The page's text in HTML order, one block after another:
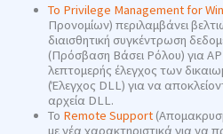
Το Privilege Management for
Προνομίων) περιλαμβάνει
διαισθητική συγκέντρωση
(Πρόσβαση Βάσει Ρόλου) για
λεπτομερής έλεγχος των
(Έλεγχος DLL) για να
αρχεία DLL.
Το Remote Support
με νέα χαρακτηριστικά για να